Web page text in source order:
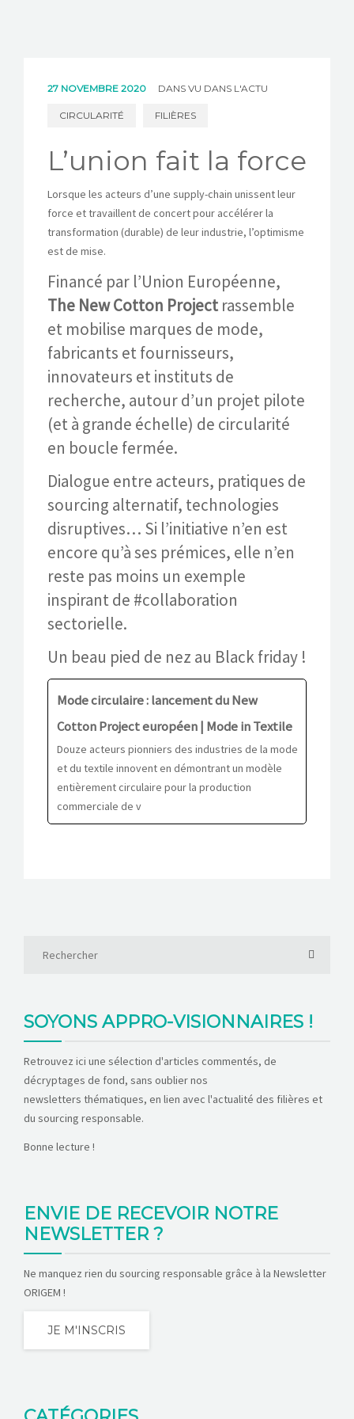
27 NOVEMBRE 2020 DANS VU DANS L'ACTU
CIRCULARITÉ FILIÈRES
L’union fait la force
Lorsque les acteurs d’une supply-chain unissent leur
force et travaillent de concert pour accélérer la
transformation (durable) de leur industrie, l’optimisme
est de mise.
Financé par l’Union Européenne,
The New Cotton Project rassemble
et mobilise marques de mode,
fabricants et fournisseurs,
innovateurs et instituts de
recherche, autour d’un projet pilote
(et à grande échelle) de circularité
en boucle fermée.
Dialogue entre acteurs, pratiques de
sourcing alternatif, technologies
disruptives… Si l’initiative n’en est
encore qu’à ses prémices, elle n’en
reste pas moins un exemple
inspirant de #collaboration
sectorielle.
Un beau pied de nez au Black friday !
Mode circulaire : lancement du New
Cotton Project européen | Mode in Textile
Douze acteurs pionniers des industries de la mode
et du textile innovent en démontrant un modèle
entièrement circulaire pour la production
commerciale de v
SOYONS APPRO-VISIONNAIRES !
Retrouvez ici une sélection d'articles commentés, de
décryptages de fond, sans oublier nos
newsletters thématiques, en lien avec l'actualité des filières et
du sourcing responsable.
Bonne lecture !
ENVIE DE RECEVOIR NOTRE
NEWSLETTER ?
Ne manquez rien du sourcing responsable grâce à la Newsletter
ORIGEM !
JE M'INSCRIS